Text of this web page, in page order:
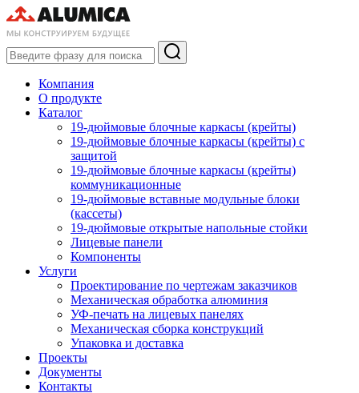
Компания
О продукте
Каталог
19-дюймовые блочные каркасы (крейты)
19-дюймовые блочные каркасы (крейты) с
защитой
19-дюймовые блочные каркасы (крейты)
коммуникационные
19-дюймовые вставные модульные блоки
(кассеты)
19-дюймовые открытые напольные стойки
Лицевые панели
Компоненты
Услуги
Проектирование по чертежам заказчиков
Механическая обработка алюминия
УФ-печать на лицевых панелях
Механическая сборка конструкций
Упаковка и доставка
Проекты
Документы
Контакты